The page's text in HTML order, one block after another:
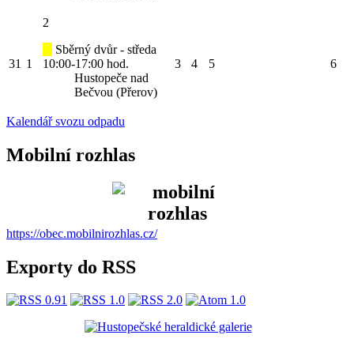
31 1
2
Sběrný dvůr - středa
10:00-17:00 hod.
Hustopeče nad
Bečvou (Přerov)
3 4 5 6
Kalendář svozu odpadu
Mobilní rozhlas
https://obec.mobilnirozhlas.cz/
Exporty do RSS